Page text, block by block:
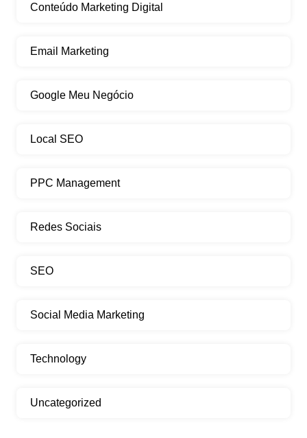
Conteúdo Marketing Digital
Email Marketing
Google Meu Negócio
Local SEO
PPC Management
Redes Sociais
SEO
Social Media Marketing
Technology
Uncategorized